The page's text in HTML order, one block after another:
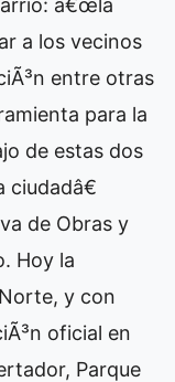
â€œla
a los vecinos
entre otras
para la
de estas dos
de Obras y
Hoy la
y con
oficial en
Parque